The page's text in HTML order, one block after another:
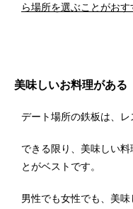
ら場所を選ぶことがおす
美味しいお料理がある
デート場所の鉄板は、レ
できる限り、美味しい
とがベストです。
男性でも女性でも、美